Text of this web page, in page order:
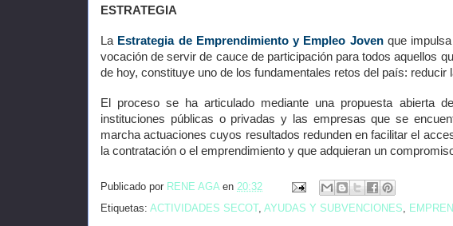
ESTRATEGIA
La Estrategia de Emprendimiento y Empleo Jovenque impulsa
vocación de servir de cauce de participación para todos aquellos
de hoy, constituye uno de los fundamentales retos del país: reducir
El proceso se ha articulado mediante una propuesta abierta
instituciones públicas o privadas y las empresas que se
marcha actuaciones cuyos resultados redunden en facilitar el
la contratación o el emprendimiento y que adquieran un
Publicado por RENE AGA en 20:32
Etiquetas: ACTIVIDADES SECOT, AYUDAS Y SUBVENCIONES